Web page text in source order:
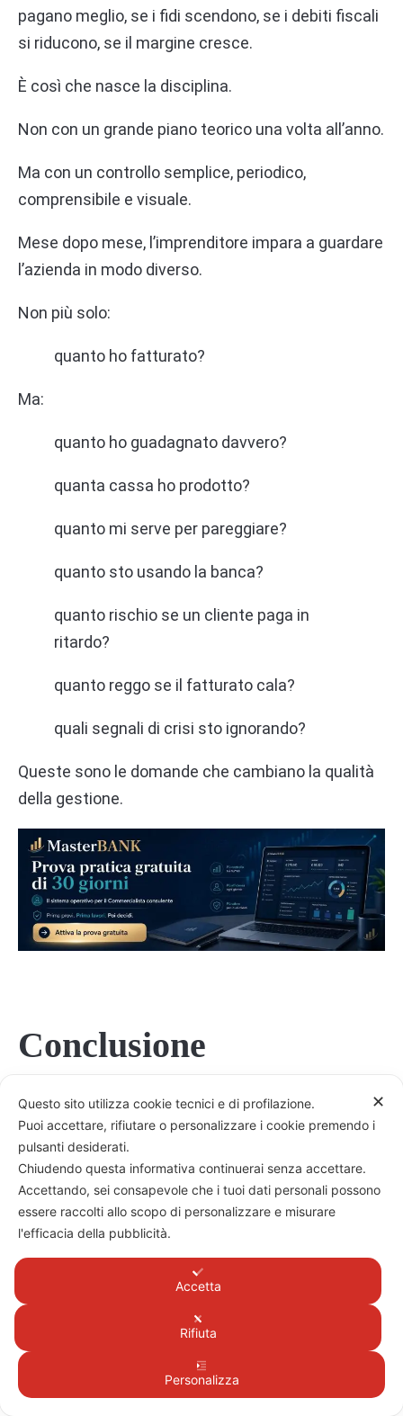
pagano meglio, se i fidi scendono, se i debiti fiscali
si riducono, se il margine cresce.
È così che nasce la disciplina.
Non con un grande piano teorico una volta all’anno.
Ma con un controllo semplice, periodico,
comprensibile e visuale.
Mese dopo mese, l’imprenditore impara a guardare
l’azienda in modo diverso.
Non più solo:
quanto ho fatturato?
Ma:
quanto ho guadagnato davvero?
quanta cassa ho prodotto?
quanto mi serve per pareggiare?
quanto sto usando la banca?
quanto rischio se un cliente paga in
ritardo?
quanto reggo se il fatturato cala?
quali segnali di crisi sto ignorando?
Queste sono le domande che cambiano la qualità
della gestione.
Conclusione
Per molte piccole imprese il problema non è
l’assenza di dati.
È l’assenza di una lettura periodica, semplice e
utile di quei dati.
strategico proprio perché trasforma numeri che
spesso restano nel bilancio, nella contabilità o
nella testa dell’imprenditore in una diagnosi chiara:
utile, cassa, break even, debiti, banche,
governance, Adeguati Assetti e segnali di crisi.
✕
Questo sito utilizza cookie tecnici e di profilazione.
Puoi accettare, rifiutare o personalizzare i cookie premendo i
pulsanti desiderati.
Chiudendo questa informativa continuerai senza accettare.
Accettando, sei consapevole che i tuoi dati personali possono
essere raccolti allo scopo di personalizzare e misurare
l'efficacia della pubblicità.
Accetta
Rifiuta
Personalizza